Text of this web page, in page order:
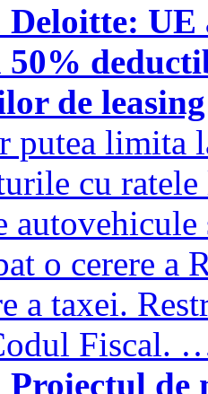
Deloitte: UE
50%
de
putea limita
cu
o cerere a
a taxei.
Fiscal.
Proiectul de